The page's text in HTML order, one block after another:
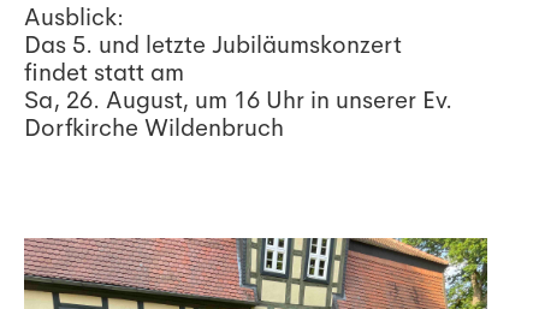
Ausblick:
Das 5. und letzte Jubiläumskonzert
findet statt am
Sa, 26. August, um 16 Uhr in unserer Ev.
Dorfkirche Wildenbruch